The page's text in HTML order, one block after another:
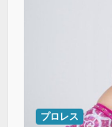
プロレス